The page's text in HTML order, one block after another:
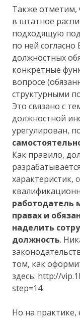
Также отметим,
в штатное
подходящую
по ней
должностных
конкретные
вопросе
структурными
Это связано с
должностной
урегулирован,
Как правило,
характеристик,
работодатель
правах и
наделить
должность.
том, как
здесь: http://
step=14.
Но на практике,